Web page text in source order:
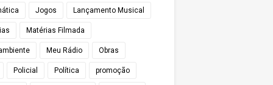
Jogos Lançamento Musical
Matérias Filmada
Meu Rádio Obras
Policial Política promoção